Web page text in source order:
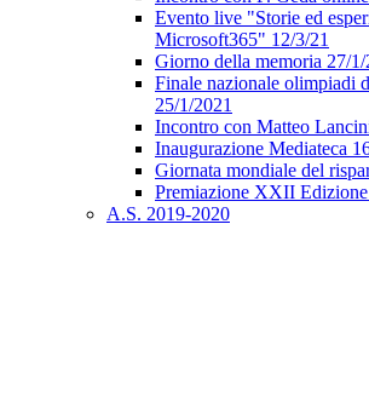
Evento live "Storie ed
Microsoft365" 12/3/21
Giorno della memoria 27/1/
Finale nazionale olimpiadi
25/1/2021
Incontro con Matteo
Inaugurazione Mediateca
Giornata mondiale del
Premiazione XXII
A.S. 2019-2020